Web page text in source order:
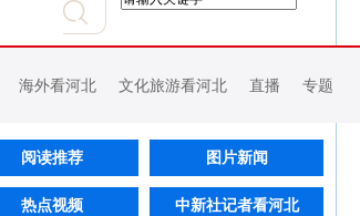
海外看河北 文化旅游看河北 直播 专题
阅读推荐 图片新闻
热点视频 中新社记者看河北